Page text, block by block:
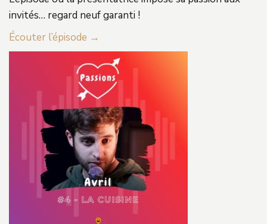
invités… regard neuf garanti !
Écouter l’épisode →